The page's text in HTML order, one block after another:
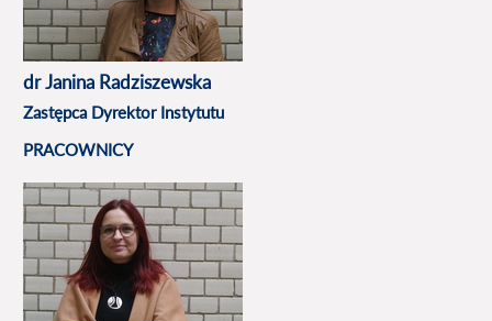
dr Janina Radziszewska
Zastępca Dyrektor Instytutu
PRACOWNICY